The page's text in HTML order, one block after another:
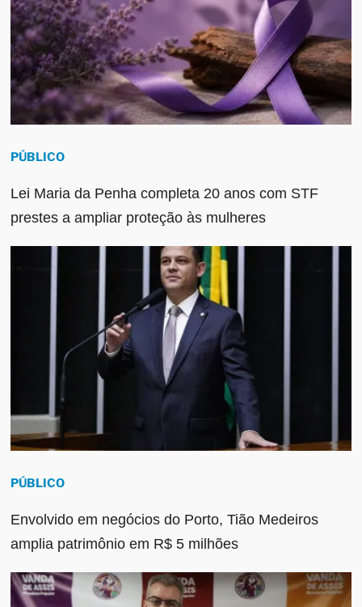
PÚBLICO
Lei Maria da Penha completa 20 anos com STF
prestes a ampliar proteção às mulheres
PÚBLICO
Envolvido em negócios do Porto, Tião Medeiros
amplia patrimônio em R$ 5 milhões